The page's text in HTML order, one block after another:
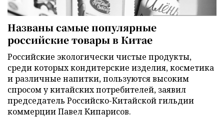
Названы самые популярные
российские товары в Китае
Российские экологически чистые продукты,
среди которых кондитерские изделия, косметика
и различные напитки, пользуются высоким
спросом у китайских потребителей, заявил
председатель Российско-Китайской гильдии
коммерции Павел Кипарисов.